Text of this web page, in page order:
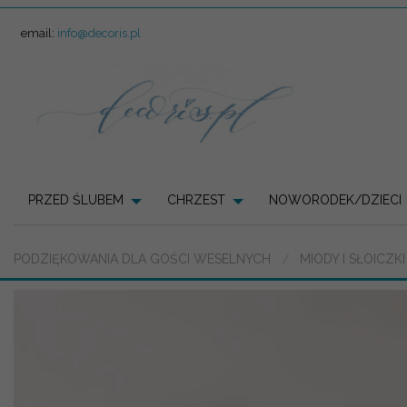
email: info@decoris.pl
PRZED ŚLUBEM CHRZEST NOWORODEK/DZIECI
PODZIĘKOWANIA DLA GOŚCI WESELNYCH MIODY I